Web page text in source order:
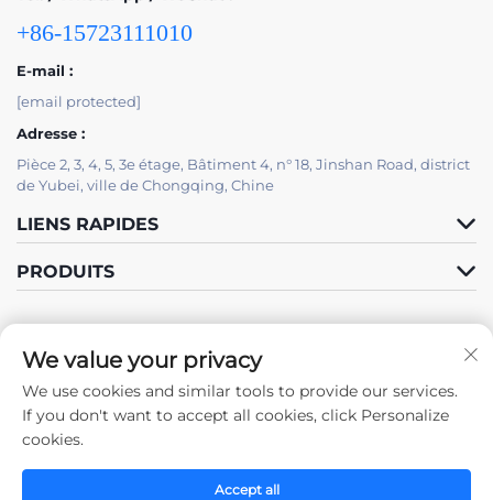
+86-15723111010
E-mail :
[email protected]
Adresse :
Pièce 2, 3, 4, 5, 3e étage, Bâtiment 4, n° 18, Jinshan Road, district
de Yubei, ville de Chongqing, Chine
LIENS RAPIDES
PRODUITS
Suivez-nous
Droits d'auteur © 2025 par Chongqing Zhengda Steel Structure Co.,
We value your privacy
We use cookies and similar tools to provide our services.
If you don't want to accept all cookies, click Personalize
cookies.
Accept all